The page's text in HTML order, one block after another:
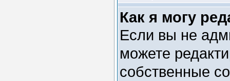
Как я могу
Если вы не
можете
собственные